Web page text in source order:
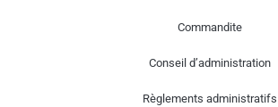
Commandite
Conseil d’administration
Règlements administratifs